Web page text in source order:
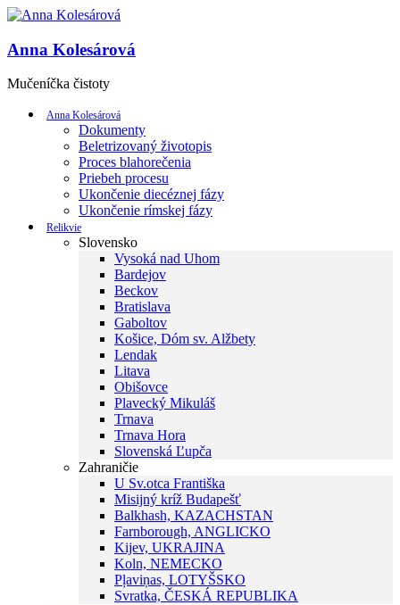
Anna Kolesárová
Mučeníčka čistoty
Anna Kolesárová
Dokumenty
Beletrizovaný životopis
Proces blahorečenia
Priebeh procesu
Ukončenie diecéznej fázy
Ukončenie rímskej fázy
Relikvie
Slovensko
Vysoká nad Uhom
Bardejov
Beckov
Bratislava
Gaboltov
Košice, Dóm sv. Alžbety
Lendak
Litava
Obišovce
Plavecký Mikuláš
Trnava
Trnava Hora
Slovenská Ľupča
Zahraničie
U Sv.otca Františka
Misijný kríž Budapešť
Balkhash, KAZACHSTAN
Farnborough, ANGLICKO
Kijev, UKRAJINA
Koln, NEMECKO
Pļaviņas, LOTYŠSKO
Svratka, ČESKÁ REPUBLIKA